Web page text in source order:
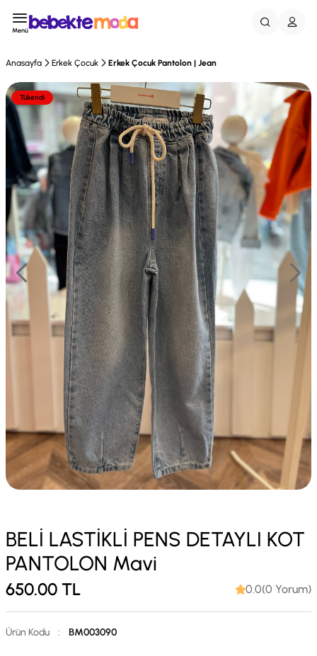
Menü
Anasayfa Erkek Çocuk Erkek Çocuk Pantolon | Jean
Tükendi
BELİ LASTİKLİ PENS DETAYLI KOT
PANTOLON Mavi
650.00 TL 0.0(0 Yorum)
Ürün Kodu : BM003090